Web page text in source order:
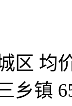
区 均
乡镇